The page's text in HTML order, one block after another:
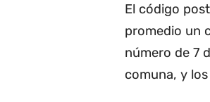
El código
promedio un
número de 7
comuna, y